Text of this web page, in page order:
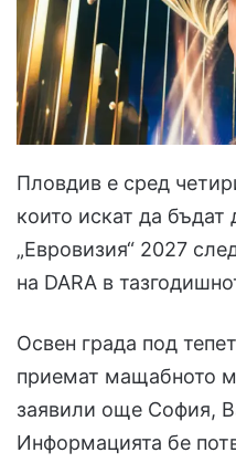
Пловдив е сред
които искат да бъдат
„Евровизия“ 2027
на DARA в
Освен града под
приемат мащабното
заявили още София,
Информацията бе